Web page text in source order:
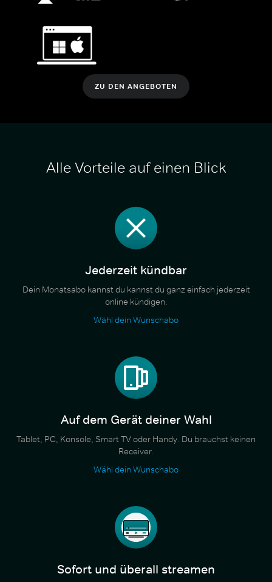
ZU DEN ANGEBOTEN
Alle Vorteile auf einen Blick
Jederzeit kündbar
Dein Monatsabo kannst du kannst du ganz einfach jederzeit
online kündigen.
Wähl dein Wunschabo
Auf dem Gerät deiner Wahl
Tablet, PC, Konsole, Smart TV oder Handy. Du brauchst keinen
Receiver.
Wähl dein Wunschabo
Sofort und überall streamen